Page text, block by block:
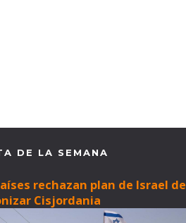
DE LA SEMANA
rechazan plan de Israel de
Cisjordania